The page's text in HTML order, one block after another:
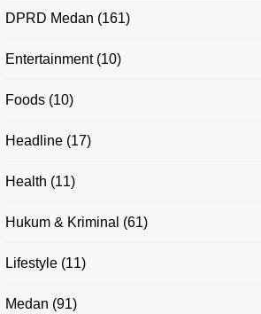
DPRD Medan (161)
Entertainment(10)
Foods (10)
Headline (17)
Health (11)
Hukum & Kriminal (61)
Lifestyle (11)
Medan (91)